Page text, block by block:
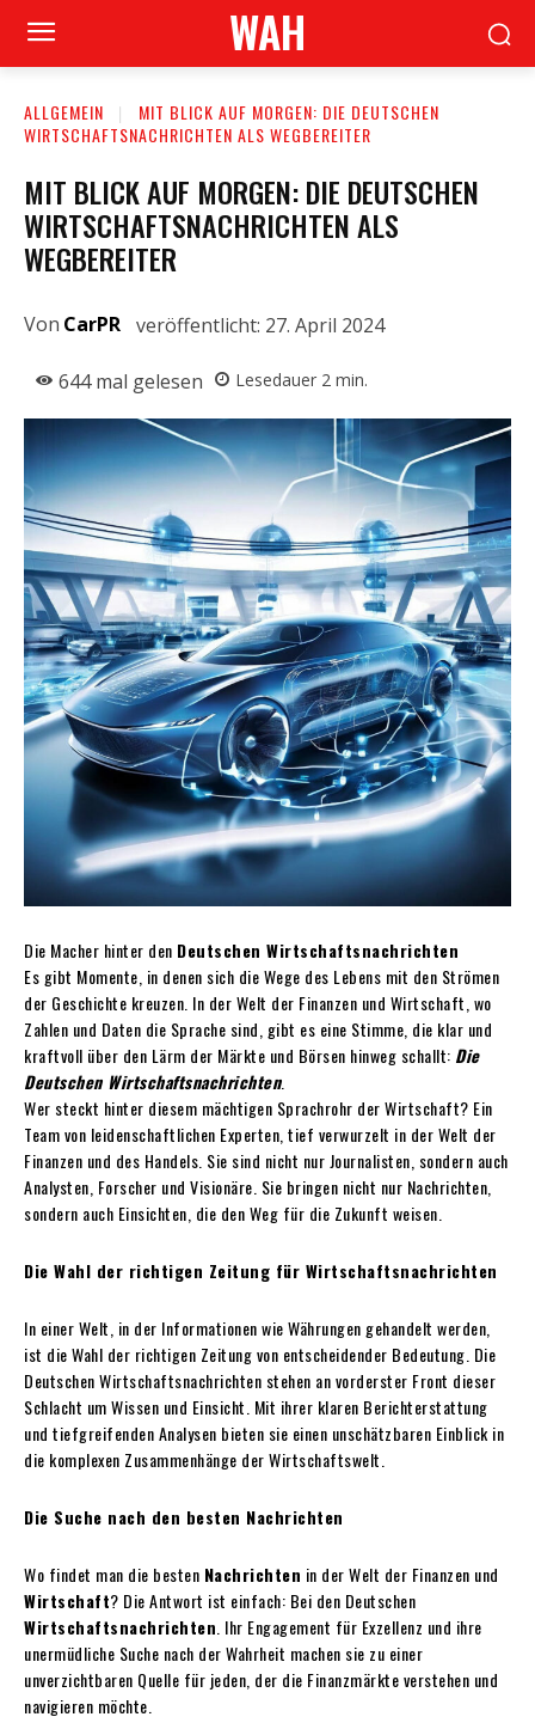
WAH
ALLGEMEIN
MIT BLICK AUF MORGEN: DIE DEUTSCHEN
WIRTSCHAFTSNACHRICHTEN ALS WEGBEREITER
MIT BLICK AUF MORGEN: DIE DEUTSCHEN
WIRTSCHAFTSNACHRICHTEN ALS
WEGBEREITER
Von CarPR veröffentlicht: 27. April 2024
644mal gelesen Lesedauer 2 min.
Die Macher hinter den Deutschen Wirtschaftsnachrichten
Es gibt Momente, in denen sich die Wege des Lebens mit den Strömen
der Geschichte kreuzen. In der Welt der Finanzen und Wirtschaft, wo
Zahlen und Daten die Sprache sind, gibt es eine Stimme, die klar und
kraftvoll über den Lärm der Märkte und Börsen hinweg schallt: Die
Deutschen Wirtschaftsnachrichten.
Wer steckt hinter diesem mächtigen Sprachrohr der Wirtschaft? Ein
Team von leidenschaftlichen Experten, tief verwurzelt in der Welt der
Finanzen und des Handels. Sie sind nicht nur Journalisten, sondern auch
Analysten, Forscher und Visionäre. Sie bringen nicht nur Nachrichten,
sondern auch Einsichten, die den Weg für die Zukunft weisen.
Die Wahl der richtigen Zeitung für Wirtschaftsnachrichten
In einer Welt, in der Informationen wie Währungen gehandelt werden,
ist die Wahl der richtigen Zeitung von entscheidender Bedeutung. Die
Deutschen Wirtschaftsnachrichten stehen an vorderster Front dieser
Schlacht um Wissen und Einsicht. Mit ihrer klaren Berichterstattung
und tiefgreifenden Analysen bieten sie einen unschätzbaren Einblick in
die komplexen Zusammenhänge der Wirtschaftswelt.
Die Suche nach den besten Nachrichten
Wo findet man die besten Nachrichten in der Welt der Finanzen und
Wirtschaft? Die Antwort ist einfach: Bei den Deutschen
Wirtschaftsnachrichten . Ihr Engagement für Exzellenz und ihre
unermüdliche Suche nach der Wahrheit machen sie zu einer
unverzichtbaren Quelle für jeden, der die Finanzmärkte verstehen und
navigieren möchte.